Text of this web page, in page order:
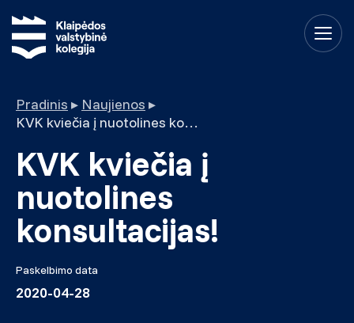
Pradinis ▸ Naujienos ▸
KVK kviečia į nuotolines konsultacijas!
KVK kviečia į
nuotolines
konsultacijas!
Paskelbimo data
2020-04-28